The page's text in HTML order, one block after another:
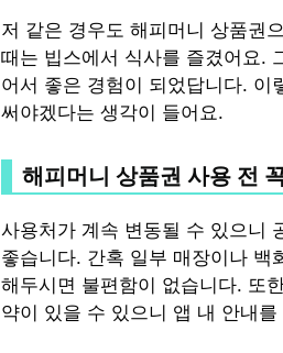
저 같은 경우도 해피머니 상품권
때는 빕스에서 식사를 즐겼어요.
어서 좋은 경험이 되었답니다. 이
써야겠다는 생각이 들어요.
해피머니 상품권 사용 전
사용처가 계속 변동될 수 있으니
좋습니다. 간혹 일부 매장이나 백
해두시면 불편함이 없습니다. 또
약이 있을 수 있으니 앱 내 안내를